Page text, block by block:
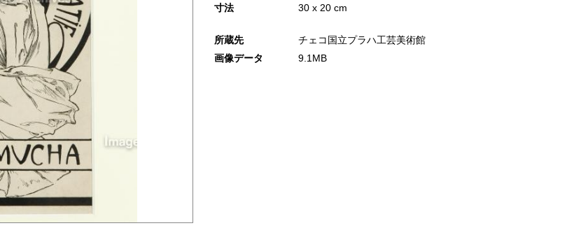
寸法
30 x 20 cm
所蔵先
チェコ国立プラハ工芸美術館
画像データ
9.1MB